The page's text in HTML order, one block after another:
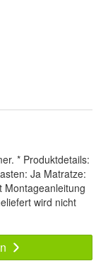
* Produktdetails:
Ja Matratze:
Montageanleitung
wird nicht